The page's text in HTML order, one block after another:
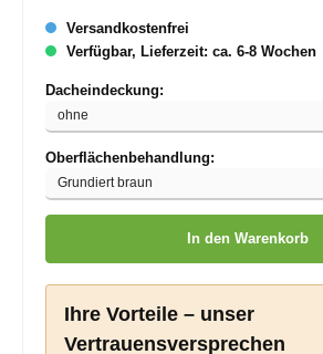
Versandkostenfrei
Verfügbar, Lieferzeit: ca. 6-8 Wochen
Dacheindeckung:
Oberflächenbehandlung:
In den Warenkorb
Ihre Vorteile – unser
Vertrauensversprechen